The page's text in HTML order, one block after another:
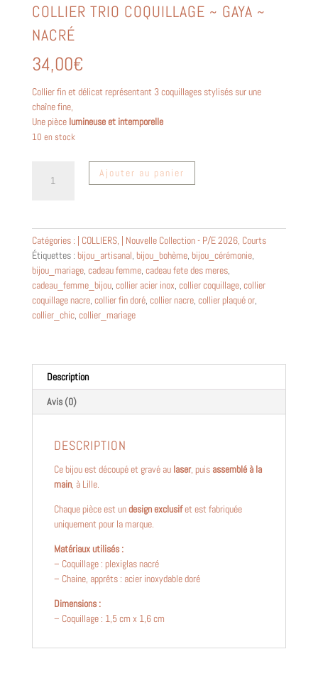
COLLIER TRIO COQUILLAGE ~ GAYA ~
NACRÉ
34,00€
Collier fin et délicat représentant 3 coquillages stylisés sur une
chaîne fine,
Une pièce lumineuse et intemporelle
10 en stock
coquillage
~
Gaya
~
nacré
Ajouter au panier
Catégories : | COLLIERS, | Nouvelle Collection - P/E 2026, Courts
Étiquettes : bijou_artisanal, bijou_bohème, bijou_cérémonie,
bijou_mariage, cadeau femme, cadeau fete des meres,
cadeau_femme_bijou, collier acier inox, collier coquillage, collier
coquillage nacre, collier fin doré, collier nacre, collier plaqué or,
collier_chic, collier_mariage
Description
Avis (0)
DESCRIPTION
Ce bijou est découpé et gravé au laser, puis assemblé à la
main, à Lille.
Chaque pièce est undesign exclusifet est fabriquée
uniquement pour la marque.
Matériaux utilisés :
– Coquillage : plexiglas nacré
– Chaine, apprêts : acier inoxydable doré
Dimensions :
– Coquillage : 1,5 cm x 1,6 cm